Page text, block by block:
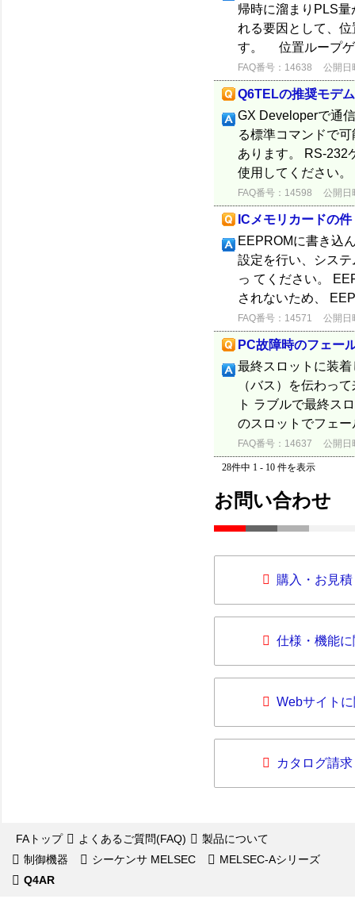
帰時に溜まりPLS
れる要因として、
す。 位置ループゲ
FAQ番号：14638 公開日
Q6TELの推奨モデ
GX Developerで通
る標準コマンドで
あります。 RS-232
使用してください
FAQ番号：14598 公開日
ICメモリカードの件
EEPROMに書き込
設定を行い、シス
っ てください。
されないため、
FAQ番号：14571 公開日
PC故障時のフェー
最終スロットに装
（バス）を伝わっ
ト ラブルで最終ス
のスロットでフェ
FAQ番号：14637 公開日
28件中 1 - 10 件を表示
お問い合わせ
購入・お見
仕様・機能
Webサイト
カタログ請求
FAトップ よくあるご質問(FAQ)
製品について
制御機器
シーケンサ MELSEC
MELSEC-Aシリーズ
Q4AR